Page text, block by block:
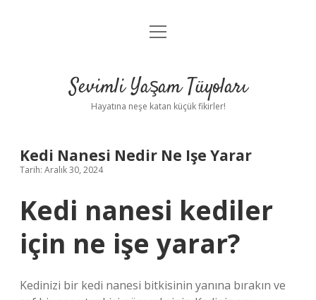
Anasayfa
Yasal Uyarı
menüyü
Sevimli Yaşam Tüyoları
Hayatına neşe katan küçük fikirler!
Kedi Nanesi Nedir Ne Işe Yarar
Tarih: Aralık 30, 2024
Kedi nanesi kediler
için ne işe yarar?
Kedinizi bir kedi nanesi bitkisinin yanına bırakın ve